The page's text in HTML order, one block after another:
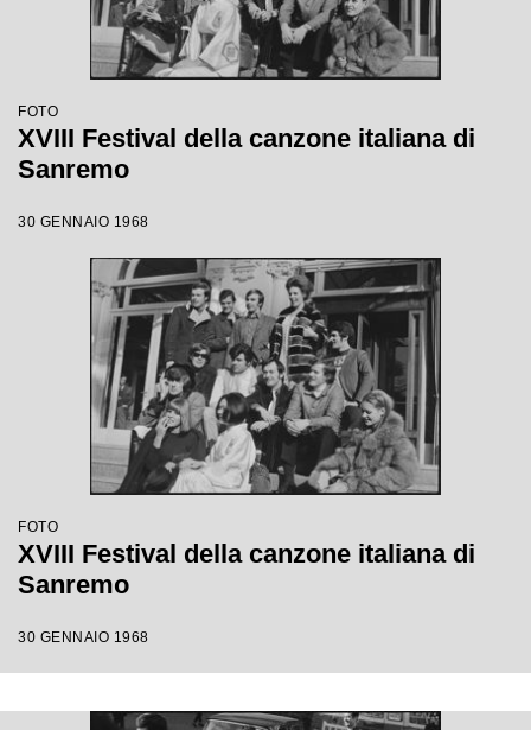
FOTO
XVIII Festival della canzone italiana di
Sanremo
30 GENNAIO 1968
FOTO
XVIII Festival della canzone italiana di
Sanremo
30 GENNAIO 1968